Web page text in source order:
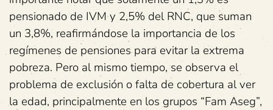
pensionado de IVM y 2,5% del RNC, que suman
un 3,8%, reafirmándose la importancia de los
regímenes de pensiones para evitar la extrema
pobreza. Pero al mismo tiempo, se observa el
problema de exclusión o falta de cobertura al ver
la edad, principalmente en los grupos “Fam Aseg”,